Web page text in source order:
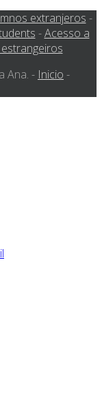
extranjeros -
-Acesso a
Ana. - Inicio -